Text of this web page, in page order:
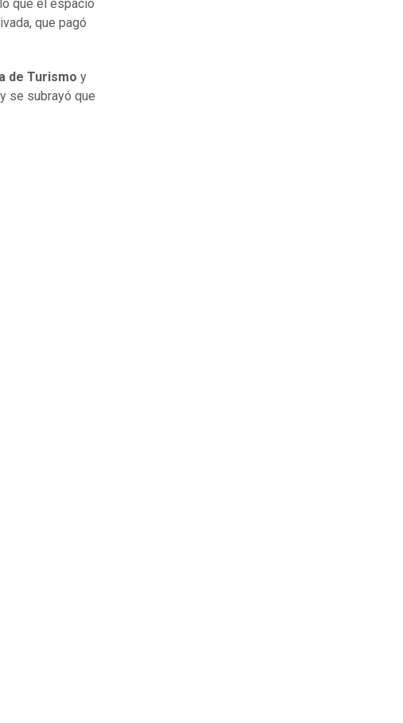
que el espacio
que pagó
de Turismo y
se subrayó que